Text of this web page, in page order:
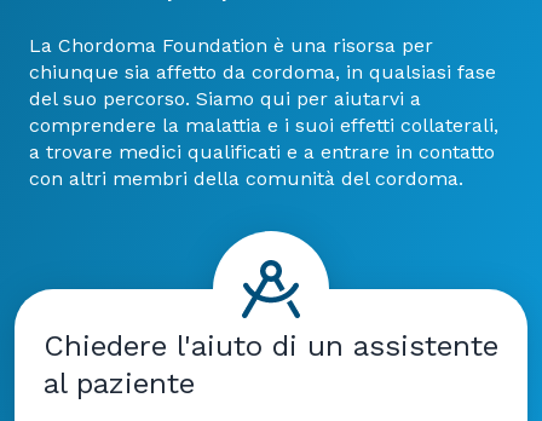
La Chordoma Foundation è una risorsa per
chiunque sia affetto da cordoma, in qualsiasi fase
del suo percorso. Siamo qui per aiutarvi a
comprendere la malattia e i suoi effetti collaterali,
a trovare medici qualificati e a entrare in contatto
con altri membri della comunità del cordoma.
Chiedere l'aiuto di un assistente
al paziente